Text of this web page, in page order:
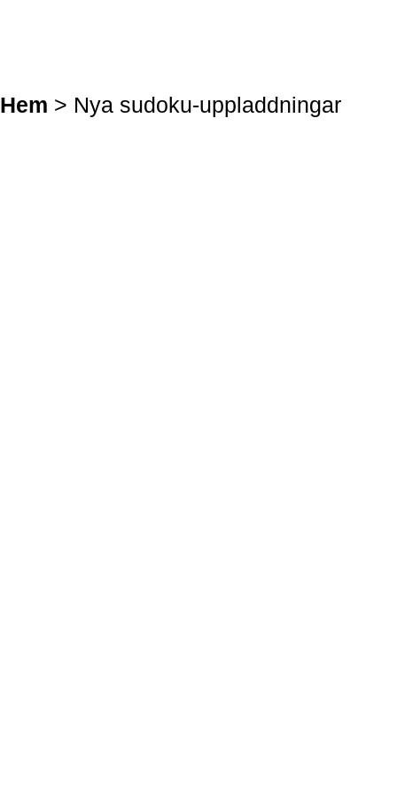
Hem > Nya sudoku-uppladdningar